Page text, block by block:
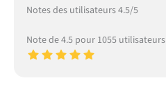
Notes des utilisateurs 4.5/5
Note de 4.5 pour 1055 utilisateurs